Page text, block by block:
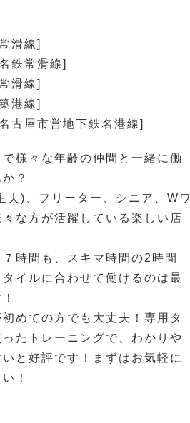
滑線]
鉄常滑線]
滑線]
港線]
古屋市営地下鉄名港線]
様々な年齢の仲間と一緒に働
？
夫)、フリーター、シニア、Wワ
な方が活躍している楽しい店
時間も、スキマ時間の2時間
タイルに合わせて働けるのは最
めての方でも大丈夫！専用タ
たトレーニングで、わかりや
と好評です！まずはお気軽に
！